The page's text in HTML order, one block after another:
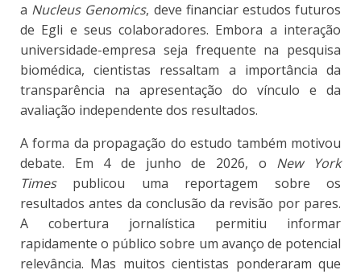
a Nucleus Genomics, deve financiar estudos futuros
de Egli e seus colaboradores. Embora a interação
universidade-empresa seja frequente na pesquisa
biomédica, cientistas ressaltam a importância da
transparência na apresentação do vínculo e da
avaliação independente dos resultados.
A forma da propagação do estudo também motivou
debate. Em 4 de junho de 2026, o New York
Timespublicou uma reportagem sobre os
resultados antes da conclusão da revisão por pares.
A cobertura jornalística permitiu informar
rapidamente o público sobre um avanço de potencial
relevância. Mas muitos cientistas ponderaram que